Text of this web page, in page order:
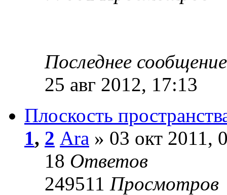
Последнее
25 авг 2012, 17:13
Плоскость
1, 2 Ara » 03 окт 2011,
18 Ответов
249511 Просмотров